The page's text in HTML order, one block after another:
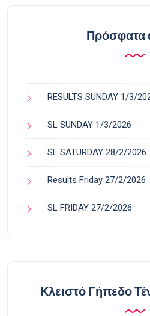
Πρόσφατα
RESULTS SUNDAY 1/3/
SL SUNDAY 1/3/2026
SL SATURDAY 28/2/2026
Results Friday 27/2/2026
SL FRIDAY 27/2/2026
Κλειστό Γήπεδο